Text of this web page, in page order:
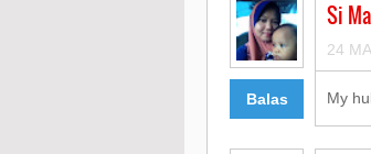
Balas
Si
24
My